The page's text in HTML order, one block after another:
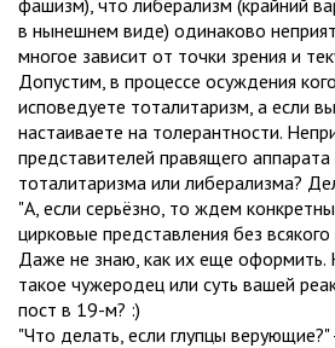
в нынешнем виде) одинаково
многое зависит от точки зрения и
Допустим, в процессе осуждения
исповедуете тоталитаризм, а если
настаиваете на толерантности.
представителей правящего
тоталитаризма или либерализма?
"А, если серьёзно, то ждем
цирковые представления без
Даже не знаю, как их еще оформить.
такое чужеродец или суть вашей
пост в 19-м? :)
"Что делать, если глупцы